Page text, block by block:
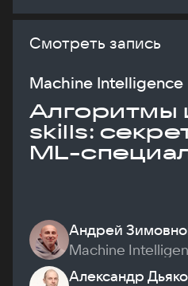
Смотреть запись
Machine Intelligence
Алгоритмы
skills:
ML-
Андрей
Machine
Александр